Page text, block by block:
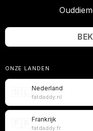
ONZE LANDEN
Nederland
fatdaddy.nl
Frankrijk
fatdaddy.fr